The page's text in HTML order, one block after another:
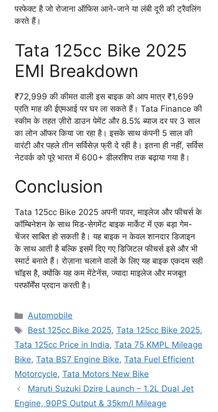
परफेक्ट है जो रोजाना ऑफिस आने-जाने या लंबी दूरी की ट्रैवलिंग
करते हैं।
Tata 125cc Bike 2025
EMI Breakdown
₹72,999 की कीमत वाली इस बाइक को आप मात्र ₹1,699
प्रति माह की ईएमआई पर घर ला सकते हैं। Tata Finance की
स्कीम के तहत ज़ीरो डाउन पेमेंट और 8.5% ब्याज दर पर 3 साल
का लोन ऑफर किया जा रहा है। इसके साथ कंपनी 5 साल की
वारंटी और पहले तीन सर्विसेज़ फ्री दे रही है। इतना ही नहीं, सर्विस
नेटवर्क को पूरे भारत में 600+ डीलरशिप तक बढ़ाया गया है।
Conclusion
Tata 125cc Bike 2025 अपनी पावर, माइलेज और फीचर्स के
कॉम्बिनेशन के साथ मिड-सेगमेंट बाइक मार्केट में एक बड़ा गेम-
चेंजर साबित हो सकती है। यह बाइक न केवल शानदार डिजाइन
के साथ आती है बल्कि इसमें दिए गए डिजिटल फीचर्स इसे और भी
स्मार्ट बनाते हैं। रोज़ाना चलाने वालों के लिए यह बाइक एकदम सही
चॉइस है, क्योंकि यह कम मेंटेनेंस, ज्यादा माइलेज और मजबूत
परफॉर्मेंस प्रदान करती है।
Categories
Automobile
Tags
Best 125cc Bike 2025,Tata 125cc Bike 2025,
Tata 125cc Price in India, Tata 75 KMPL Mileage
Bike, Tata BS7 Engine Bike, Tata Fuel Efficient
Motorcycle, Tata Motors New Bike
Maruti Suzuki Dzire Launch – 1.2L Dual Jet
Engine, 90PS Output & 35km/l Mileage